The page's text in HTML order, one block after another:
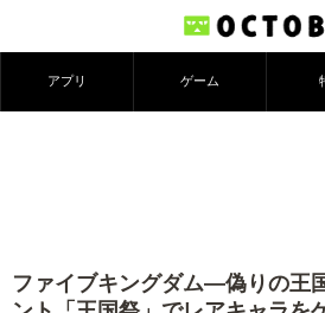
アプリ ゲーム
ファイブキングダム―偽りの王